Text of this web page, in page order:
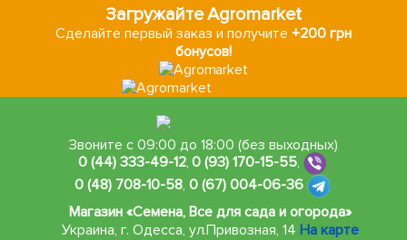
Загружайте Agromarket
Сделайте первый заказ и получите +200 грн
бонусов!
Звоните с 09:00 до 18:00 (без выходных)
0 (44) 333-49-12,0 (93) 170-15-55,
0 (48) 708-10-58, 0 (67) 004-06-36
Магазин «Семена, Все для сада и огорода»
Украина, г. Одесса, ул.Привозная, 14 На карте